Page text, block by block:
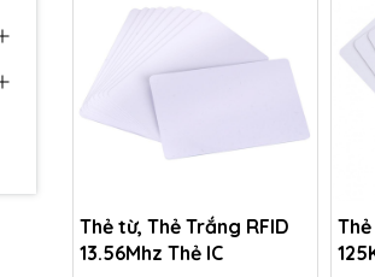
Thẻ từ, Thẻ Trắng RFID
13.56Mhz Thẻ IC